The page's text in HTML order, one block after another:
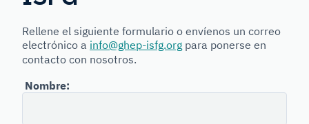
for
Forensic
Genetics
Rellene el siguiente formulario o envíenos un correo
electrónico a info@ghep-isfg.org para ponerse en
contacto con nosotros.
Nombre: